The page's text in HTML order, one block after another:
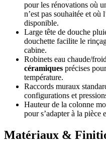
pour les rénovations où
n’est pas souhaitée et où
disponible.
Large tête de douche
douchette facilite le
cabine.
Robinets eau chaude/
céramiques précises
température.
Raccords muraux
configurations et
Hauteur de la colonne
pour s’adapter à la pièce
Matériaux &